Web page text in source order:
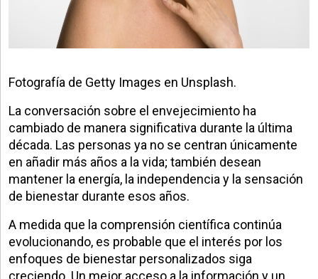
Fotografía de Getty Images en Unsplash.
La conversación sobre el envejecimiento ha
cambiado de manera significativa durante la última
década. Las personas ya no se centran únicamente
en añadir más años a la vida; también desean
mantener la energía, la independencia y la sensación
de bienestar durante esos años.
A medida que la comprensión científica continúa
evolucionando, es probable que el interés por los
enfoques de bienestar personalizados siga
creciendo. Un mejor acceso a la información y un